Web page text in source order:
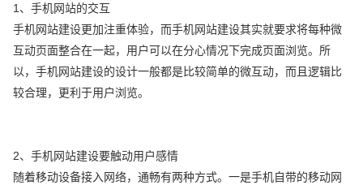
1、手机网站的交互
手机网站建设更加注重体验，而手机网站建设其实就要求将每种微
互动页面整合在一起，用户可以在分心情况下完成页面浏览。所
以，手机网站建设的设计一般都是比较简单的微互动，而且逻辑比
较合理，更利于用户浏览。
2、手机网站建设要触动用户感情
随着移动设备接入网络，通畅有两种方式。一是手机自带的移动网